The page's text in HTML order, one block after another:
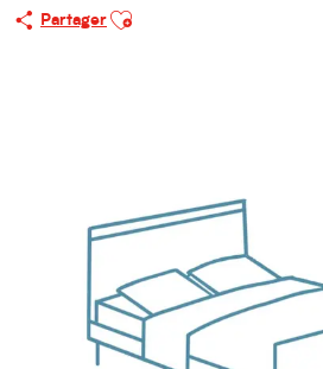
Partager
Ajouter aux favoris